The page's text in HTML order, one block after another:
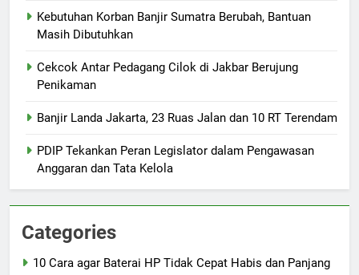
Kebutuhan Korban Banjir Sumatra Berubah, Bantuan
Masih Dibutuhkan
Cekcok Antar Pedagang Cilok di Jakbar Berujung
Penikaman
Banjir Landa Jakarta, 23 Ruas Jalan dan 10 RT Terendam
PDIP Tekankan Peran Legislator dalam Pengawasan
Anggaran dan Tata Kelola
Categories
10 Cara agar Baterai HP Tidak Cepat Habis dan Panjang